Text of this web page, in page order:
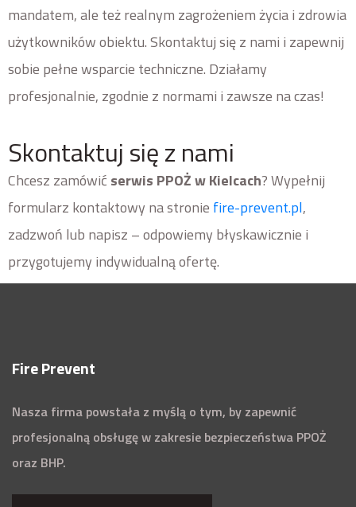
mandatem, ale też realnym zagrożeniem życia i zdrowia
użytkowników obiektu. Skontaktuj się z nami i zapewnij
sobie pełne wsparcie techniczne. Działamy
profesjonalnie, zgodnie z normami i zawsze na czas!
Skontaktuj się z nami
Chcesz zamówić serwis PPOŻ w Kielcach? Wypełnij
formularz kontaktowy na stronie fire-prevent.pl,
zadzwoń lub napisz – odpowiemy błyskawicznie i
przygotujemy indywidualną ofertę.
Fire Prevent
Nasza firma powstała z myślą o tym, by zapewnić
profesjonalną obsługę w zakresie bezpieczeństwa PPOŻ
oraz BHP.